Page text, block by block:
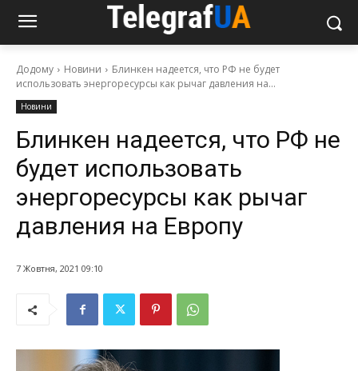
Додому Новини
Блинкен надеется, что РФ не будет
использовать энергоресурсы как рычаг давления на...
Новини
Блинкен надеется, что РФ не
будет использовать
энергоресурсы как рычаг
давления на Европу
7 Жовтня, 2021 09:10